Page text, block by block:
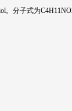
。分子式为